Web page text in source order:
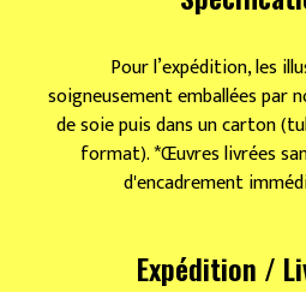
Pour l’expédition, les
soigneusement emballées par
de soie puis dans un carton
format). *Œuvres livrées
d'encadrement
Expédition /